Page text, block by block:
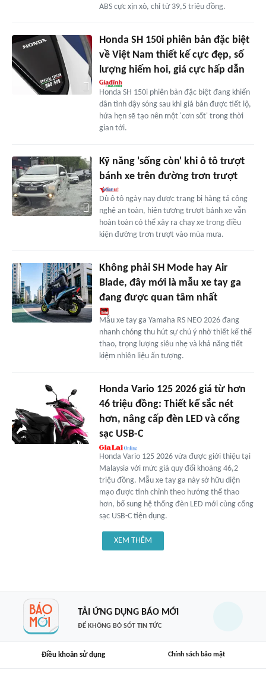
ABS cực xịn xò, chỉ từ 39,5 triệu đồng.
Honda SH 150i phiên bản đặc biệt
về Việt Nam thiết kế cực đẹp, số
lượng hiếm hoi, giá cực hấp dẫn
Honda SH 150i phiên bản đặc biệt đang khiến
dân tình dậy sóng sau khi giá bán được tiết lộ,
hứa hẹn sẽ tạo nên một 'cơn sốt' trong thời
gian tới.
Kỹ năng 'sống còn' khi ô tô trượt
bánh xe trên đường trơn trượt
Dù ô tô ngày nay được trang bị hàng tá công
nghệ an toàn, hiện tượng trượt bánh xe vẫn
hoàn toàn có thể xảy ra chạy xe trong điều
kiện đường trơn trượt vào mùa mưa.
Không phải SH Mode hay Air
Blade, đây mới là mẫu xe tay ga
đang được quan tâm nhất
Mẫu xe tay ga Yamaha RS NEO 2026 đang
nhanh chóng thu hút sự chú ý nhờ thiết kế thể
thao, trọng lượng siêu nhẹ và khả năng tiết
kiệm nhiên liệu ấn tượng.
Honda Vario 125 2026 giá từ hơn
46 triệu đồng: Thiết kế sắc nét
hơn, nâng cấp đèn LED và cổng
sạc USB-C
Honda Vario 125 2026 vừa được giới thiệu tại
Malaysia với mức giá quy đổi khoảng 46,2
triệu đồng. Mẫu xe tay ga này sở hữu diện
mạo được tinh chỉnh theo hướng thể thao
hơn, bổ sung hệ thống đèn LED mới cùng cổng
sạc USB-C tiện dụng.
XEM THÊM
TẢI ỨNG DỤNG BÁO MỚI
ĐỂ KHÔNG BỎ SÓT TIN TỨC
Điều khoản sử dụng Chính sách bảo mật